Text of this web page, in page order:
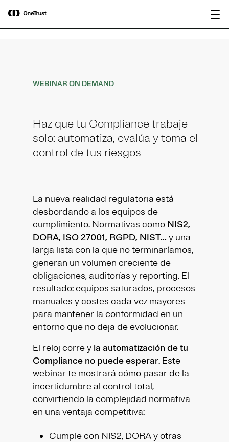
OneTrust nombrada Visionaria en el
Magic Quadrant™ de Gartner® 2026
para plataformas de gobernanza de IA.
WEBINAR ON DEMAND
Haz que tu Compliance trabaje
solo: automatiza, evalúa y toma el
control de tus riesgos
La nueva realidad regulatoria está
desbordando a los equipos de
cumplimiento. Normativas como NIS2,
DORA, ISO 27001, RGPD, NIST... y una
larga lista con la que no terminaríamos,
generan un volumen creciente de
obligaciones, auditorías y reporting. El
resultado: equipos saturados, procesos
manuales y costes cada vez mayores
para mantener la conformidad en un
entorno que no deja de evolucionar.
El reloj corre y la automatización de tu
Compliance no puede esperar. Este
webinar te mostrará cómo pasar de la
incertidumbre al control total,
convirtiendo la complejidad normativa
en una ventaja competitiva:
Cumple con NIS2, DORA y otras